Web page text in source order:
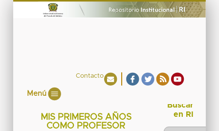
Contacto
Menú
MIS PRIMEROS AÑOS
COMO PROFESOR
Buscar
en RI